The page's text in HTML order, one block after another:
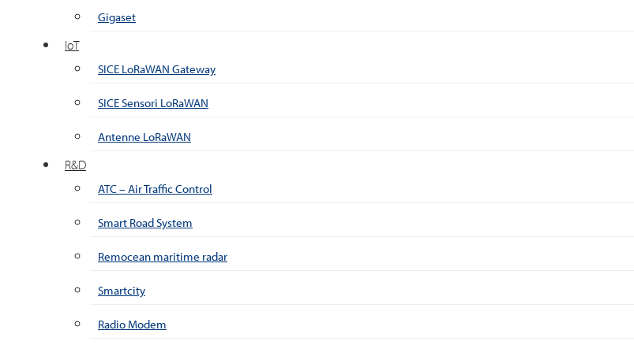
Gigaset
IoT
SICE LoRaWAN Gateway
SICE Sensori LoRaWAN
Antenne LoRaWAN
R&D
ATC – Air Traffic Control
Smart Road System
Remocean maritime radar
Smartcity
Radio Modem